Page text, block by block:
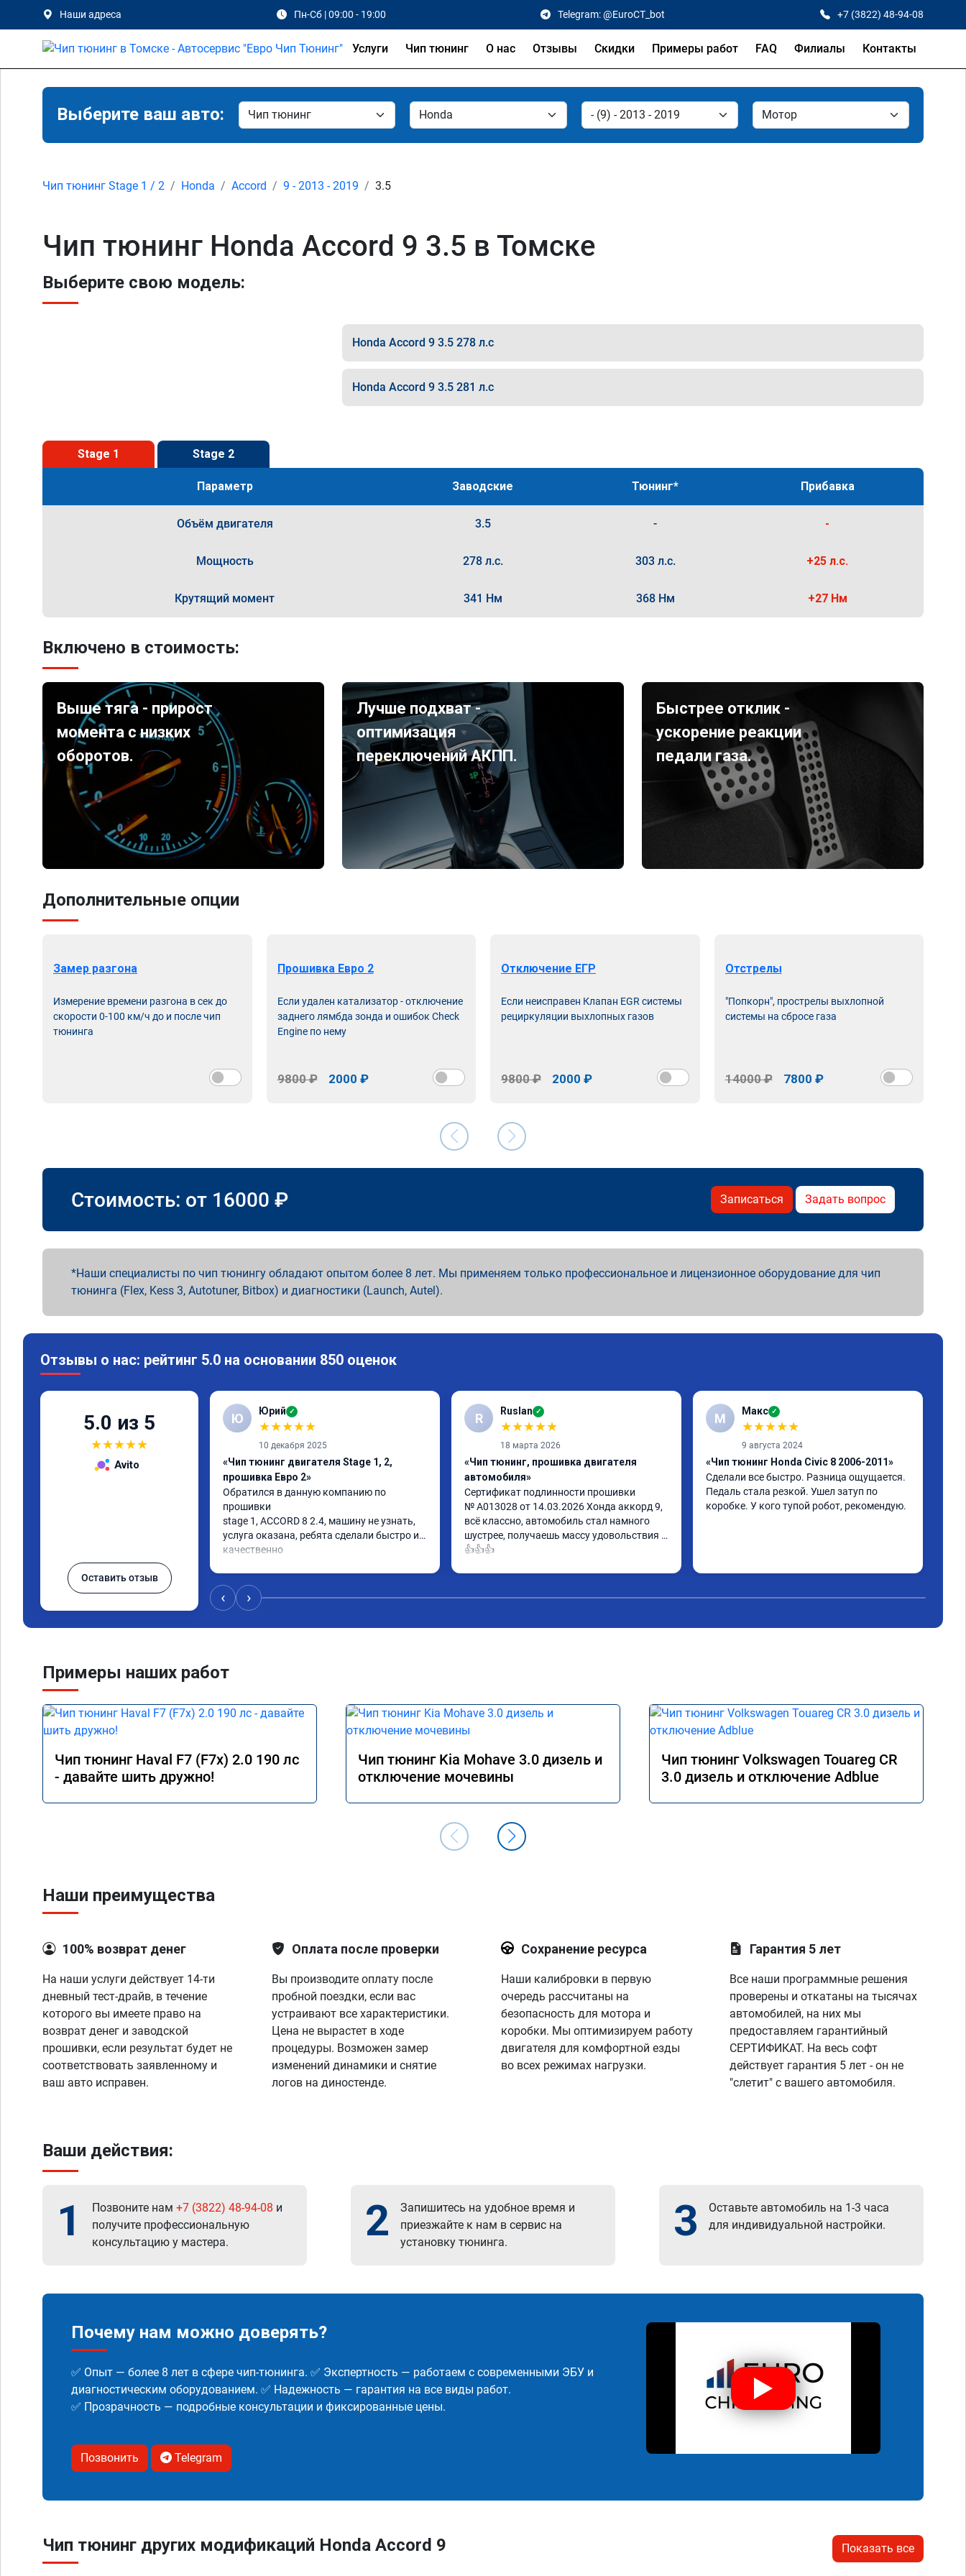
Наши адреса Пн-Сб | 09:00 - 19:00 Telegram: @EuroCT_bot +7 (3822) 48-94-08
Услуги Чип тюнинг О нас Отзывы Скидки Примеры работ FAQ Филиалы Контакты
Выберите ваш авто:
Чип тюнинг Stage 1 / 2 Honda Accord 9 - 2013 - 2019 3.5
Чип тюнинг Honda Accord 9 3.5 в Томске
Выберите свою модель:
Honda Accord 9 3.5 278 л.с
Honda Accord 9 3.5 281 л.с
Stage 1 Stage 2
Параметр Заводские Тюнинг* Прибавка
Объём двигателя 3.5 - -
Мощность 278 л.с. 303 л.с. +25 л.с.
Крутящий момент 341 Нм 368 Нм +27 Нм
Включено в стоимость:
Выше тяга - прирост
момента с низких
оборотов.
Лучше подхват -
оптимизация
переключений АКПП.
Быстрее отклик -
ускорение реакции
педали газа.
Дополнительные опции
Замер разгона
Измерение времени разгона в сек до
скорости 0-100 км/ч до и после чип
тюнинга
Прошивка Евро 2
Если удален катализатор - отключение
заднего лямбда зонда и ошибок Check
Engine по нему
9800 ₽ 2000 ₽
Отключение ЕГР
Если неисправен Клапан EGR системы
рециркуляции выхлопных газов
9800 ₽ 2000 ₽
Отстрелы
"Попкорн", прострелы выхлопной
системы на сбросе газа
14000 ₽ 7800 ₽
Стоимость: от 16000 ₽ Записаться Задать вопрос
Наши специалисты по чип тюнингу обладают опытом более 8 лет. Мы применяем только профессиональное и лицензионное оборудование для чип
тюнинга (Flex, Kess 3, Autotuner, Bitbox) и диагностики (Launch, Autel).
Отзывы о нас: рейтинг 5.0 на основании 850 оценок
5.0 из 5
★★★★★
Avito
Оставить отзыв
Ю Юрий ✓
★★★★★
10 декабря 2025
«Чип тюнинг двигателя Stage 1, 2,
прошивка Евро 2»
Обратился в данную компанию по
прошивки
stage 1, ACCORD 8 2.4, машину не узнать,
услуга оказана, ребята сделали быстро и
качественно
R Ruslan ✓
★★★★★
18 марта 2026
«Чип тюнинг, прошивка двигателя
автомобиля»
Сертификат подлинности прошивки
№ A013028 от 14.03.2026 Хонда аккорд 9,
всё классно, автомобиль стал намного
шустрее, получаешь массу удовольствия
👍👍👍
М Макс ✓
★★★★★
9 августа 2024
«Чип тюнинг Honda Civic 8 2006-2011»
Сделали все быстро. Разница ощущается.
Педаль стала резкой. Ушел затуп по
коробке. У кого тупой робот, рекомендую.
‹ ›
Примеры наших работ
Чип тюнинг Haval F7 (F7x) 2.0 190 лс
- давайте шить дружно!
Чип тюнинг Kia Mohave 3.0 дизель и
отключение мочевины
Чип тюнинг Volkswagen Touareg CR
3.0 дизель и отключение Adblue
Наши преимущества
100% возврат денег
На наши услуги действует 14-ти
дневный тест-драйв, в течение
которого вы имеете право на
возврат денег и заводской
прошивки, если результат будет не
соответствовать заявленному и
ваш авто исправен.
Оплата после проверки
Вы производите оплату после
пробной поездки, если вас
устраивают все характеристики.
Цена не вырастет в ходе
процедуры. Возможен замер
изменений динамики и снятие
логов на диностенде.
Сохранение ресурса
Наши калибровки в первую
очередь рассчитаны на
безопасность для мотора и
коробки. Мы оптимизируем работу
двигателя для комфортной езды
во всех режимах нагрузки.
Гарантия 5 лет
Все наши программные решения
проверены и откатаны на тысячах
автомобилей, на них мы
предоставляем гарантийный
СЕРТИФИКАТ. На весь софт
действует гарантия 5 лет - он не
"слетит" с вашего автомобиля.
Ваши действия:
1 Позвоните нам +7 (3822) 48-94-08 и
получите профессиональную
консультацию у мастера.
2
Запишитесь на удобное время и
приезжайте к нам в сервис на
установку тюнинга.
3
Оставьте автомобиль на 1-3 часа
для индивидуальной настройки.
Почему нам можно доверять?
✅ Опыт — более 8 лет в сфере чип-тюнинга. ✅ Экспертность — работаем с современными ЭБУ и
диагностическим оборудованием. ✅ Надежность — гарантия на все виды работ.
✅ Прозрачность — подробные консультации и фиксированные цены.
Позвонить Telegram
Чип тюнинг других модификаций Honda Accord 9 Показать все